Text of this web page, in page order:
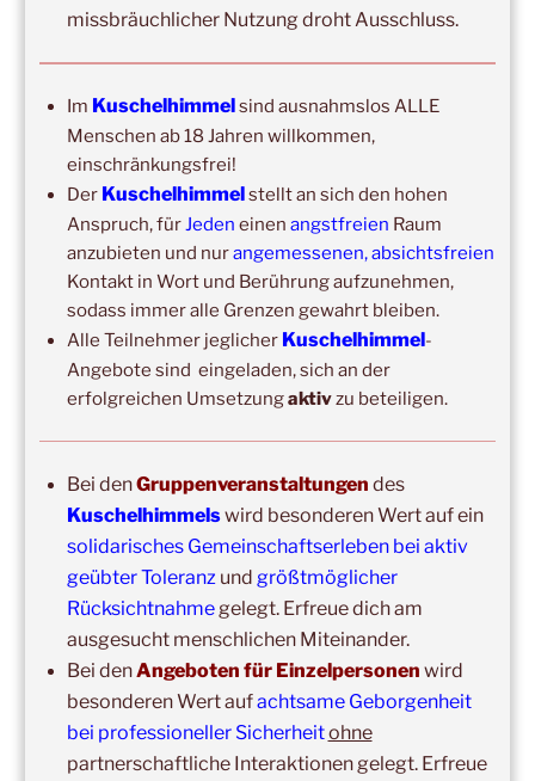
Mit der Anmeldung akzeptiere ich die Regeln zur
DIE NÄCHSTEN 8 VERANSTALTUNGEN:
14:00 29. August 2026
Kuschelhimmel 5h Kuscheln
Ganztags,13. September 2026–Jahresgruppe
Ausbildung Berührungs- und Kuscheltrainer*in
14:00–19:00,19. September 2026–Marburg
Kuschelhimmel 5h mit Klangschalenbegleitung
Wochenend-Event,26. September 2026–27.
September 2026– Wochenende für 2:1 Ausbildung
14:00 –20:00,3. Oktober 2026–Oberursel
Kuschelhimmel 6h
missbräuchlicher Nutzung droht Ausschluss.
Im Kuschelhimmelsind ausnahmslos ALLE
Menschen ab 18 Jahren willkommen,
einschränkungsfrei!
Der Kuschelhimmelstellt an sich den hohen
Anspruch, fürJeden einen angstfreien Raum
anzubieten und nurangemessenen, absichtsfreien
Kontakt in Wort und Berührung aufzunehmen,
sodass immer alle Grenzen gewahrt bleiben.
Alle Teilnehmer jeglicher Kuschelhimmel-
Angebote sind eingeladen, sich an der
erfolgreichen Umsetzungaktivzu beteiligen.
Bei denGruppenveranstaltungen des
Kuschelhimmelswird besonderen Wert auf ein
solidarisches Gemeinschaftserleben bei aktiv
geübter Toleranz und größtmöglicher
Rücksichtnahmegelegt. Erfreue dich am
ausgesucht menschlichen Miteinander.
Bei denAngeboten für Einzelpersonen wird
besonderen Wert aufachtsame Geborgenheit
bei professioneller Sicherheitohne
partnerschaftliche Interaktionen gelegt. Erfreue